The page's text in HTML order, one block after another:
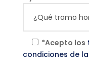
*Acepto los
condiciones de